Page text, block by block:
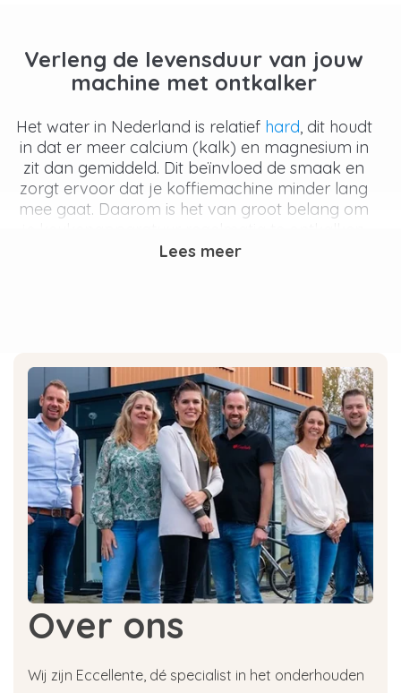
Verleng de levensduur van jouw
machine met ontkalker
Het water in Nederland is relatief hard, dit houdt
in dat er meer calcium (kalk) en magnesium in
zit dan gemiddeld. Dit beïnvloed de smaak en
zorgt ervoor dat je koffiemachine minder lang
mee gaat. Daarom is het van groot belang om
Door het ontkalken voorkom je dat er stukjes
er in het geval van een espressomachine
minder koffie in het kopje. Bij veel merken
vervalt de garantie op de espressomachine als
deze niet periodiek ontkalkt wordt. Ontkalking
gebeurt meestal op basis van citroenzuur, maar
soms ook met melkzuur. Wat is hetverschil
tussen citroenzuur en melkzuur ? Dit wordt
aangegeven in de omschrijving van
onderstaande producten.
Wat gebeurt er als ik mijn
koffiemachine niet ontkalk?
Als je je koffiemachine niet regelmatig ontkalkt
Wanneer water verhit wordt laten de
Lees meer
Over ons
Wij zijn Eccellente, dé specialist in het onderhouden